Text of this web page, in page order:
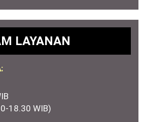
LAYANAN
18.30 WIB)